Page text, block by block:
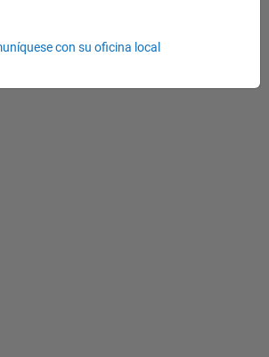
&
|
Industry Manager
|
con su oficina local